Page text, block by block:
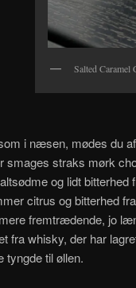
Salted Caramel
i næsen, mødes du
smages straks mørk
og lidt bitterhed
citrus og bitterhed
fremtrædende, jo
fra whisky, der har
tyngde til øllen.